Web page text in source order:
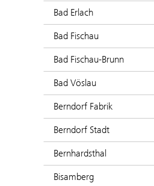
Bad Erlach
Bad Fischau
Bad Fischau-Brunn
Bad Vöslau
Berndorf Fabrik
Berndorf Stadt
Bernhardsthal
Bisamberg